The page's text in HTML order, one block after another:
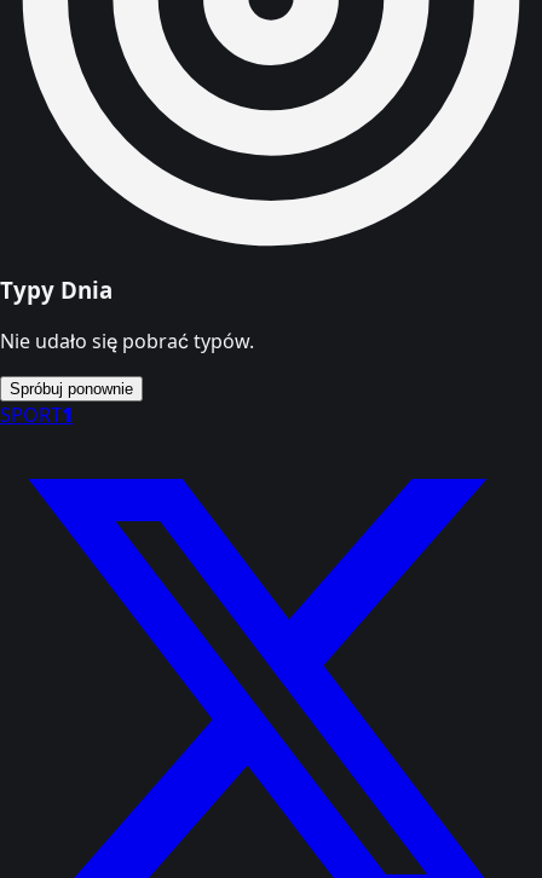
Typy Dnia
Nie udało się pobrać typów.
Spróbuj ponownie
SPORT1